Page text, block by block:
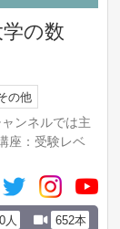
の数
の他
ンネルでは主
座：受験レベ
人
652本